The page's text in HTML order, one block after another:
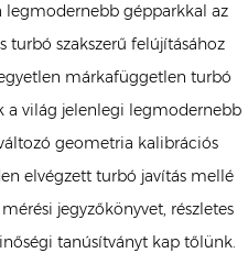
legmodernebb gépparkkal az
turbó szakszerű felújításához
márkafüggetlen turbó
a világ jelenlegi legmodernebb
geometria kalibrációs
elvégzett turbó javítás mellé
jegyzőkönyvet, részletes
tanúsítványt kap tőlünk.